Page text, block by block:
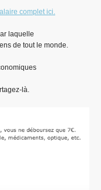
complet ici.
laquelle
de tout le monde.
là.